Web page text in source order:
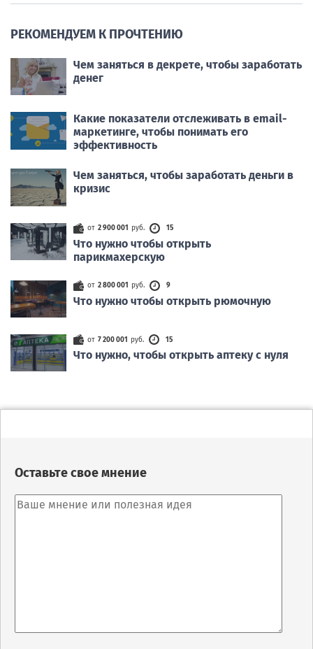
РЕКОМЕНДУЕМ К ПРОЧТЕНИЮ
Чем заняться в декрете, чтобы заработать
денег
Какие показатели отслеживать в email-
маркетинге, чтобы понимать его
эффективность
Чем заняться, чтобы заработать деньги в
кризис
от 2 900 001 руб. 15
Что нужно чтобы открыть
парикмахерскую
от 2 800 001 руб. 9
Что нужно чтобы открыть рюмочную
от 7 200 001 руб. 15
Что нужно, чтобы открыть аптеку с нуля
Оставьте свое мнение